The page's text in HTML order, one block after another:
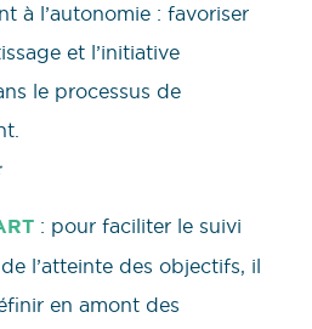
à l’autonomie : favoriser
et l’initiative
le processus de
: pour faciliter le suivi
l’atteinte des objectifs, il
en amont des